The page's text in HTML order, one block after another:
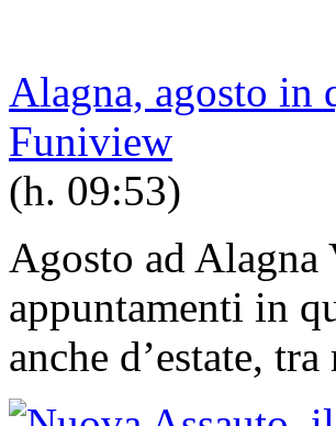
Alagna, agosto in
Funiview
(h. 09:53)
Agosto ad Alagna
appuntamenti in
anche d’estate,